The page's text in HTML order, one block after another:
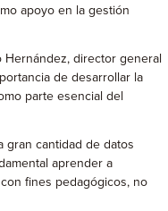
apoyo en la gestión
Hernández, director general
de desarrollar la
parte esencial del
gran cantidad de datos
aprender a
fines pedagógicos, no